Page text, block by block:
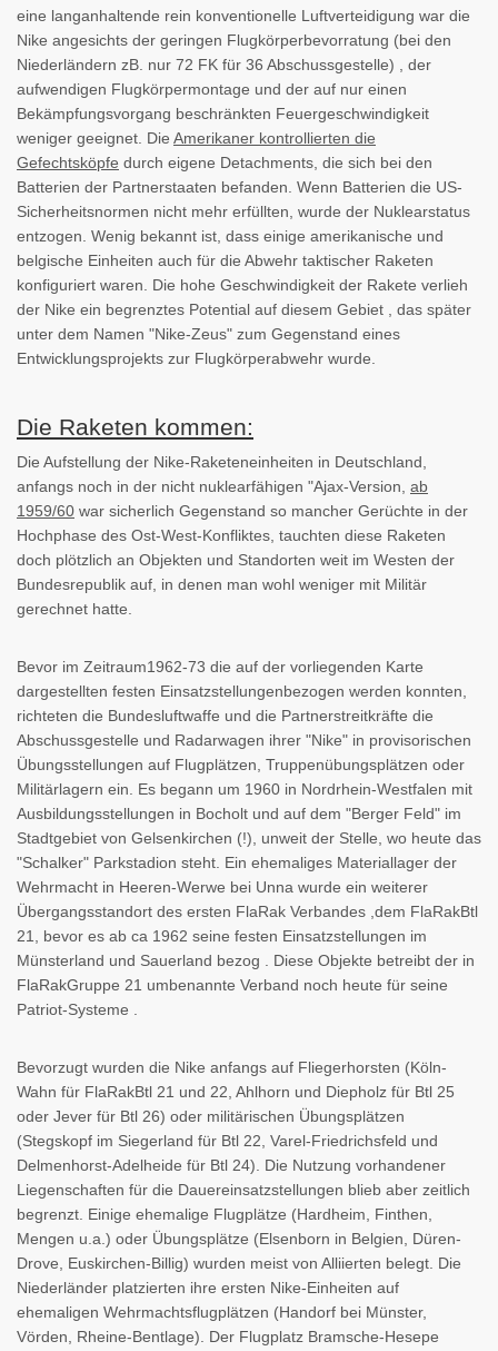
eine langanhaltende rein konventionelle Luftverteidigung war die
Nike angesichts der geringen Flugkörperbevorratung (bei den
Niederländern zB. nur 72 FK für 36 Abschussgestelle) , der
aufwendigen Flugkörpermontage und der auf nur einen
Bekämpfungsvorgang beschränkten Feuergeschwindigkeit
weniger geeignet. Die Amerikaner kontrollierten die
Gefechtsköpfe durch eigene Detachments, die sich bei den
Batterien der Partnerstaaten befanden. Wenn Batterien die US-
Sicherheitsnormen nicht mehr erfüllten, wurde der Nuklearstatus
entzogen. Wenig bekannt ist, dass einige amerikanische und
belgische Einheiten auch für die Abwehr taktischer Raketen
konfiguriert waren. Die hohe Geschwindigkeit der Rakete verlieh
der Nike ein begrenztes Potential auf diesem Gebiet , das später
unter dem Namen "Nike-Zeus" zum Gegenstand eines
Entwicklungsprojekts zur Flugkörperabwehr wurde.
Die Raketen kommen:
Die Aufstellung der Nike-Raketeneinheiten in Deutschland,
anfangs noch in der nicht nuklearfähigen "Ajax-Version, ab
1959/60 war sicherlich Gegenstand so mancher Gerüchte in der
Hochphase des Ost-West-Konfliktes, tauchten diese Raketen
doch plötzlich an Objekten und Standorten weit im Westen der
Bundesrepublik auf, in denen man wohl weniger mit Militär
gerechnet hatte.
Bevor im Zeitraum1962-73 die auf der vorliegenden Karte
dargestellten festen Einsatzstellungenbezogen werden konnten,
richteten die Bundesluftwaffe und die Partnerstreitkräfte die
Abschussgestelle und Radarwagen ihrer "Nike" in provisorischen
Übungsstellungen auf Flugplätzen, Truppenübungsplätzen oder
Militärlagern ein. Es begann um 1960 in Nordrhein-Westfalen mit
Ausbildungsstellungen in Bocholt und auf dem "Berger Feld" im
Stadtgebiet von Gelsenkirchen (!), unweit der Stelle, wo heute das
"Schalker" Parkstadion steht. Ein ehemaliges Materiallager der
Wehrmacht in Heeren-Werwe bei Unna wurde ein weiterer
Übergangsstandort des ersten FlaRak Verbandes ,dem FlaRakBtl
21, bevor es ab ca 1962 seine festen Einsatzstellungen im
Münsterland und Sauerland bezog . Diese Objekte betreibt der in
FlaRakGruppe 21 umbenannte Verband noch heute für seine
Patriot-Systeme .
Bevorzugt wurden die Nike anfangs auf Fliegerhorsten (Köln-
Wahn für FlaRakBtl 21 und 22, Ahlhorn und Diepholz für Btl 25
oder Jever für Btl 26) oder militärischen Übungsplätzen
(Stegskopf im Siegerland für Btl 22, Varel-Friedrichsfeld und
Delmenhorst-Adelheide für Btl 24). Die Nutzung vorhandener
Liegenschaften für die Dauereinsatzstellungen blieb aber zeitlich
begrenzt. Einige ehemalige Flugplätze (Hardheim, Finthen,
Mengen u.a.) oder Übungsplätze (Elsenborn in Belgien, Düren-
Drove, Euskirchen-Billig) wurden meist von Alliierten belegt. Die
Niederländer platzierten ihre ersten Nike-Einheiten auf
ehemaligen Wehrmachtsflugplätzen (Handorf bei Münster,
Vörden, Rheine-Bentlage). Der Flugplatz Bramsche-Hesepe